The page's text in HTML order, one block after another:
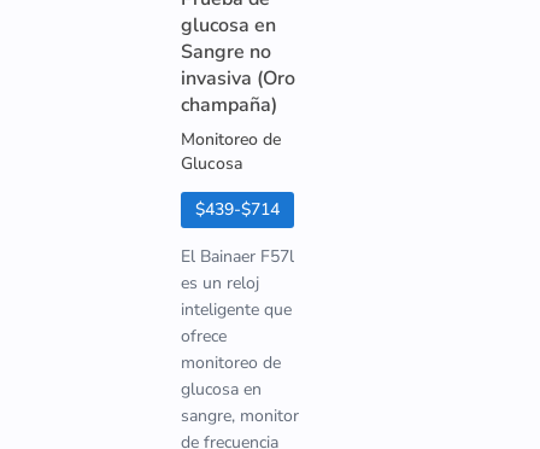
glucosa en
Sangre no
invasiva (Oro
champaña)
Monitoreo de
Glucosa
$439-$714
El Bainaer F57l
es un reloj
inteligente que
ofrece
monitoreo de
glucosa en
sangre, monitor
de frecuencia